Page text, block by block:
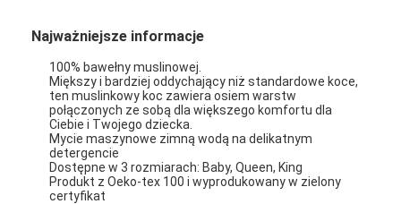
Najważniejsze informacje
100% bawełny muslinowej.
Miększy i bardziej oddychający niż standardowe koce,
ten muslinkowy koc zawiera osiem warstw
połączonych ze sobą dla większego komfortu dla
Ciebie i Twojego dziecka.
Mycie maszynowe zimną wodą na delikatnym
detergencie
Dostępne w 3 rozmiarach: Baby, Queen, King
Produkt z Oeko-tex 100 i wyprodukowany w zielony
certyfikat